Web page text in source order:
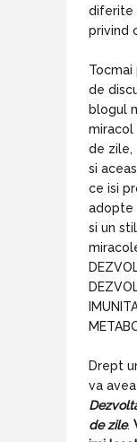
diferite
privind
de
blogul
miracol
de zile,
si
ce isi
adopte
si un
Drept
va
de zile.